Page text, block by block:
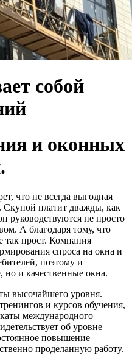
собой
и оконных
что не всегда выгодная
Скупой платит дважды, как
руководствуются не просто
А благодаря тому, что
так прост. Компания
спроса на окна и
поэтому и
но и качественные окна.
высочайшего уровня.
и курсов обучения,
международного
об уровне
повышение
проделанную работу.